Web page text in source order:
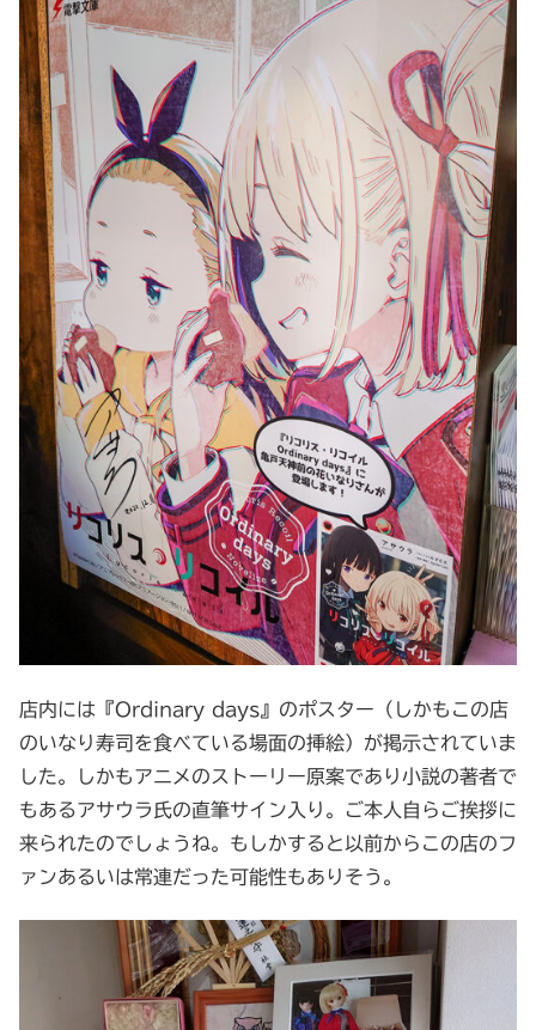
店内には『Ordinary days』のポスター（しかもこの店
のいなり寿司を食べている場面の挿絵）が掲示されていま
した。しかもアニメのストーリー原案であり小説の著者で
もあるアサウラ氏の直筆サイン入り。ご本人自らご挨拶に
来られたのでしょうね。もしかすると以前からこの店のフ
ァンあるいは常連だった可能性もありそう。